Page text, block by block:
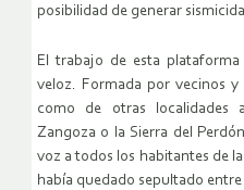
posibilidad de generar
El trabajo de esta
veloz. Formada por vecinos y
como de otras localidades
Zangoza o la Sierra del
voz a todos los habitantes de
había quedado sepultado